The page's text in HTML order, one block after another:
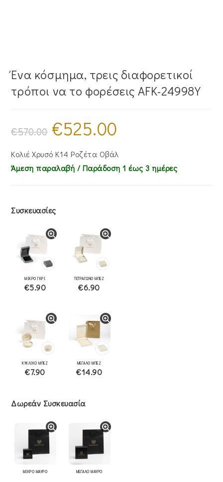
Ένα κόσμημα, τρεις διαφορετικοί
τρόποι να το φορέσεις AFK-24998Y
€570.00
Original
price
was:
€525.00
Κολιέ Χρυσό Κ14 Ροζέτα Οβάλ
Άμεση παραλαβή / Παράδoση 1 έως 3 ημέρες
Συσκευασίες
ΜΙΚΡΟ ΓΚΡΙ
€5.90
ΤΕΤΡΑΓΩΝΟ ΜΠΕΖ
€6.90
ΚΥΚΛΙΚΟ ΜΠΕΖ
€7.90
ΜΕΓΑΛΟ ΜΠΕΖ
€14.90
Δωρεάν Συσκευασία
ΜΙΚΡΟ ΜΑΥΡΟ ΜΕΓΑΛΟ ΜΑΥΡΟ